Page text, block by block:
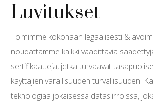
Luvitukset
Toimimme kokonaan legaalisesti &
noudattamme kaikki vaadittavia
sertifikaatteja, jotka turvaavat
käyttäjien varallisuuden turvallisuuden.
teknologiaa jokaisessa datasiirroissa,